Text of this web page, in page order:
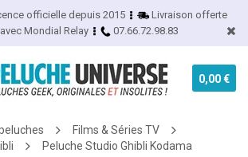
officielle depuis 2015
Livraison offerte
Mondial Relay
07.66.72.98.83
0,00 €
Films & Séries TV
Peluche Studio Ghibli Kodama